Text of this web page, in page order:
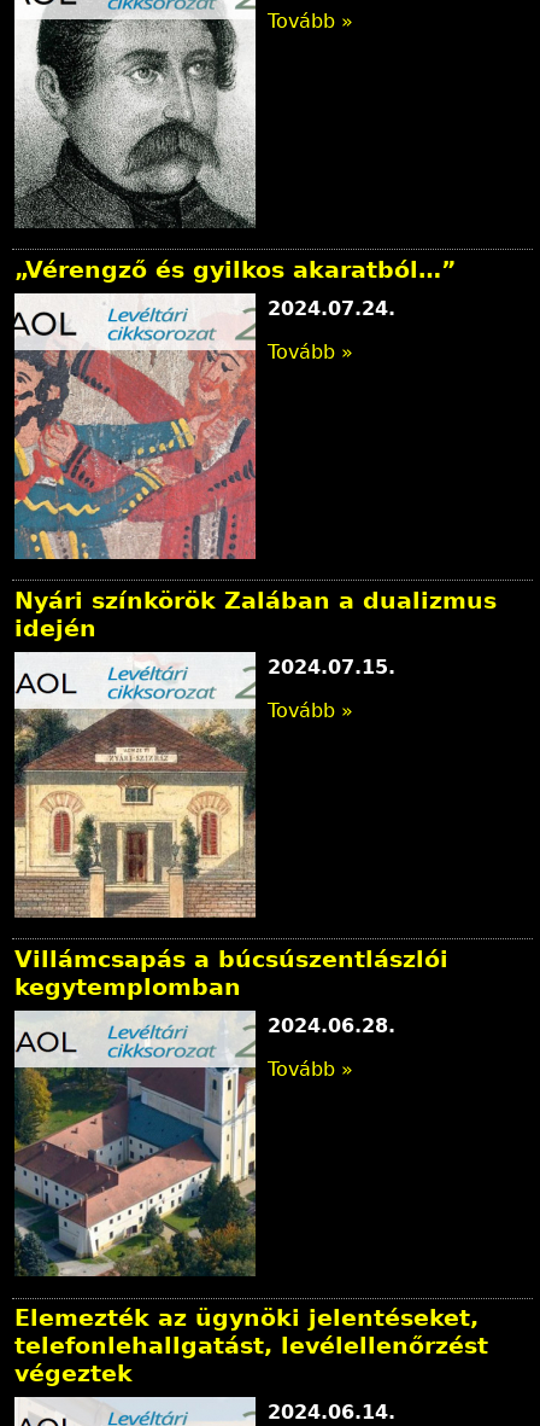
e
g
i
h
e
l
y
Tovább »
„Vérengző és gyilkos akaratból…”
2024.07.24.
Tovább »
Nyári színkörök Zalában a dualizmus
idején
2024.07.15.
Tovább »
Villámcsapás a búcsúszentlászlói
kegytemplomban
2024.06.28.
Tovább »
Elemezték az ügynöki jelentéseket,
telefonlehallgatást, levélellenőrzést
végeztek
2024.06.14.